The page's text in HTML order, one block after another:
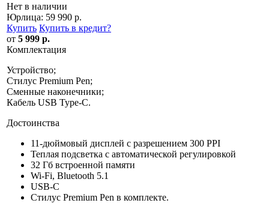
Нет в наличии
Юрлица: 59 990 р.
Купить Купить в кредит?
от 5 999 р.
Комплектация
Устройство;
Стилус Premium Pen;
Сменные наконечники;
Кабель USB Type-C.
Достоинства
11-дюймовый дисплей с разрешением 300 PPI
Теплая подсветка с автоматической регулировкой
32 Гб встроенной памяти
Wi-Fi, Bluetooth 5.1
USB-C
Стилус Premium Pen в комплекте.